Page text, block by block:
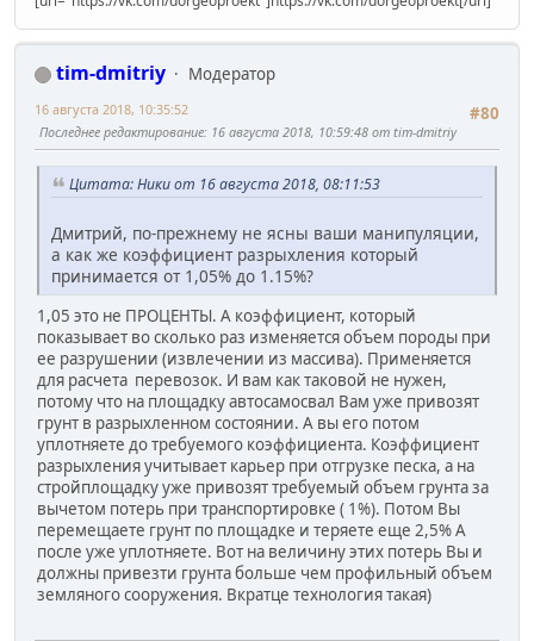
tim-dmitriy
Модератор
#80
16 августа 2018, 10:35:52
Последнее редактирование: 16 августа 2018, 10:59:48 от tim-dmitriy
Цитата: Ники от 16 августа 2018, 08:11:53
Дмитрий, по-прежнему не ясны ваши манипуляции,
а как же коэффициент разрыхления который
принимается от 1,05% до 1.15%?
1,05 это не ПРОЦЕНТЫ. А коэффициент, который
показывает во сколько раз изменяется объем породы при
ее разрушении (извлечении из массива). Применяется
для расчета перевозок. И вам как таковой не нужен,
потому что на площадку автосамосвал Вам уже привозят
грунт в разрыхленном состоянии. А вы его потом
уплотняете до требуемого коэффициента. Коэффициент
разрыхления учитывает карьер при отгрузке песка, а на
стройплощадку уже привозят требуемый объем грунта за
вычетом потерь при транспортировке ( 1%). Потом Вы
перемещаете грунт по площадке и теряете еще 2,5% А
после уже уплотняете. Вот на величину этих потерь Вы и
должны привезти грунта больше чем профильный объем
земляного сооружения. Вкратце технология такая)